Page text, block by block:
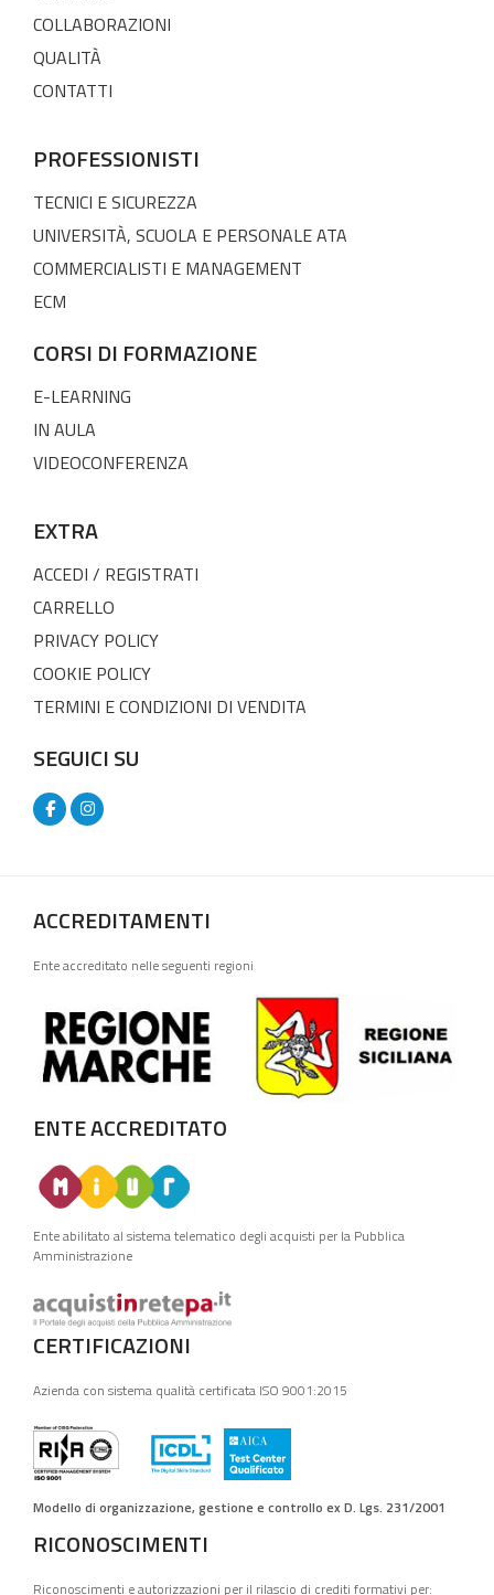
COLLABORAZIONI
QUALITÀ
CONTATTI
PROFESSIONISTI
TECNICI E SICUREZZA
UNIVERSITÀ, SCUOLA E PERSONALE ATA
COMMERCIALISTI E MANAGEMENT
ECM
CORSI DI FORMAZIONE
E-LEARNING
IN AULA
VIDEOCONFERENZA
EXTRA
ACCEDI / REGISTRATI
CARRELLO
PRIVACY POLICY
COOKIE POLICY
TERMINI E CONDIZIONI DI VENDITA
SEGUICI SU
ACCREDITAMENTI
Ente accreditato nelle seguenti regioni
ENTE ACCREDITATO
Ente abilitato al sistema telematico degli acquisti per la Pubblica
Amministrazione
CERTIFICAZIONI
Azienda con sistema qualità certificata ISO 9001:2015
Modello di organizzazione, gestione e controllo ex D. Lgs. 231/2001
RICONOSCIMENTI
Riconoscimenti e autorizzazioni per il rilascio di crediti formativi per: